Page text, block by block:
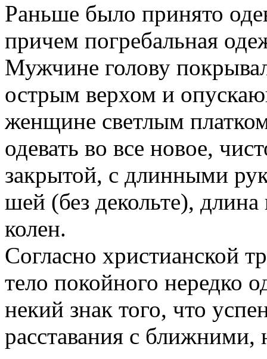
Раньше было принято
причем погребальная
Мужчине голову
острым верхом и
женщине светлым
одевать во все новое,
закрытой, с длинными
шей (без декольте),
колен.
Согласно христианской
тело покойного нередко
некий знак того, что
расставания с ближними,